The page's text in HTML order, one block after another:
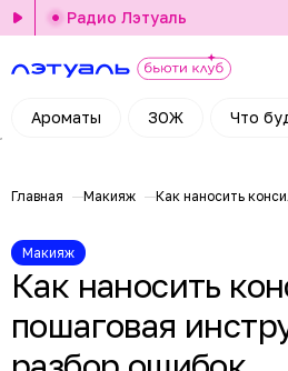
Ароматы ЗОЖ Что
Радио Лэтуаль
Главная Макияж
Макияж
Как наносить
пошаговая